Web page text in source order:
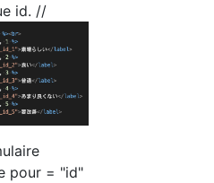
id. //
pour = "id"